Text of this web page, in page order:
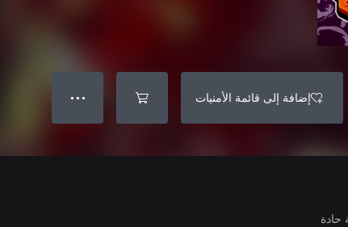
إضافة إلى قائمة الأمنيات ● ● ●
حادة